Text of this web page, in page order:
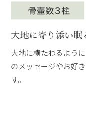
大地に寄り添い眠
大地に横たわるよう
のメッセージやお好
す。